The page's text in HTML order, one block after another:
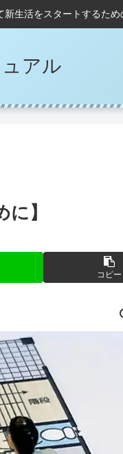
生活をスタートするため
アル
】
コピー